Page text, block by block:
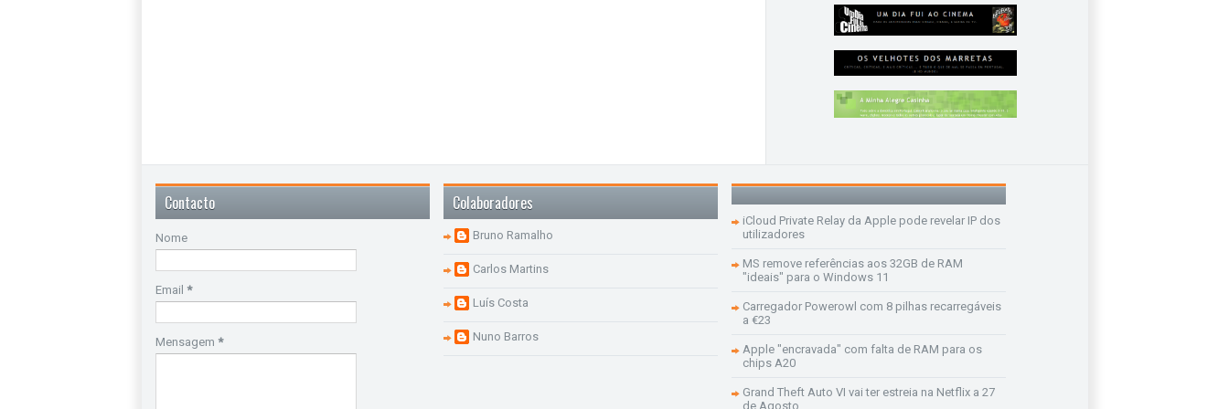
Contacto
Nome
Email *
Mensagem *
Colaboradores
Bruno Ramalho
Carlos Martins
Luís Costa
Nuno Barros
iCloud Private Relay da Apple pode revelar IP dos
utilizadores
MS remove referências aos 32GB de RAM
"ideais" para o Windows 11
Carregador Powerowl com 8 pilhas recarregáveis
a €23
Apple "encravada" com falta de RAM para os
chips A20
Grand Theft Auto VI vai ter estreia na Netflix a 27
de Agosto